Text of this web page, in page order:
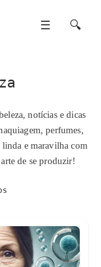
☰ 🔍
notícias e dicas
perfumes,
e maravilha com
de se produzir!